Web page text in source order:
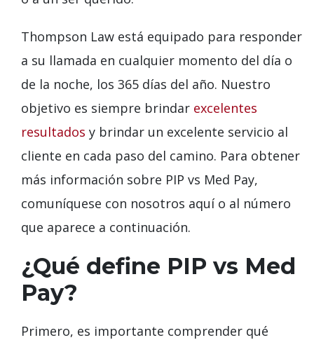
Thompson Law está equipado para responder
a su llamada en cualquier momento del día o
de la noche, los 365 días del año. Nuestro
objetivo es siempre brindar excelentes
resultados y brindar un excelente servicio al
cliente en cada paso del camino. Para obtener
más información sobre PIP vs Med Pay,
comuníquese con nosotros aquí o al número
que aparece a continuación.
¿Qué define PIP vs Med
Pay?
Primero, es importante comprender qué